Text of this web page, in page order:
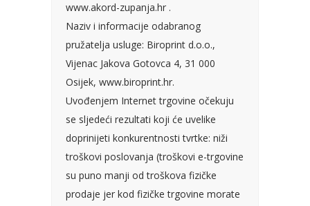
www.akord-zupanja.hr .
Naziv i informacije odabranog
pružatelja usluge: Biroprint d.o.o.,
Vijenac Jakova Gotovca 4, 31 000
Osijek, www.biroprint.hr.
Uvođenjem Internet trgovine očekuju
se sljedeći rezultati koji će uvelike
doprinijeti konkurentnosti tvrtke: niži
troškovi poslovanja (troškovi e-trgovine
su puno manji od troškova fizičke
prodaje jer kod fizičke trgovine morate